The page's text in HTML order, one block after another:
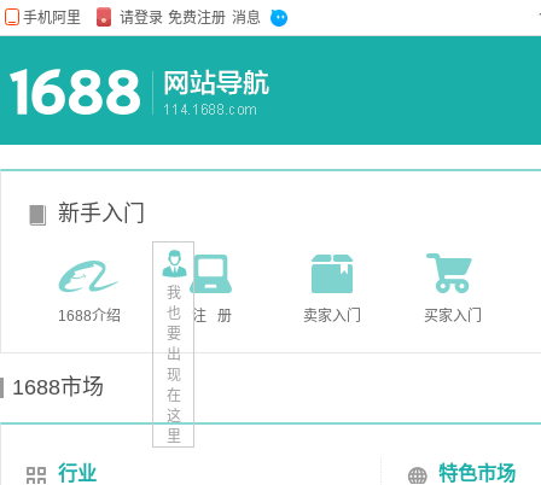
新手入门
1688介绍 注 册 卖家入门 买家入门
1688市场
行业 特色市场
我
也
要
出
现
在
这
里